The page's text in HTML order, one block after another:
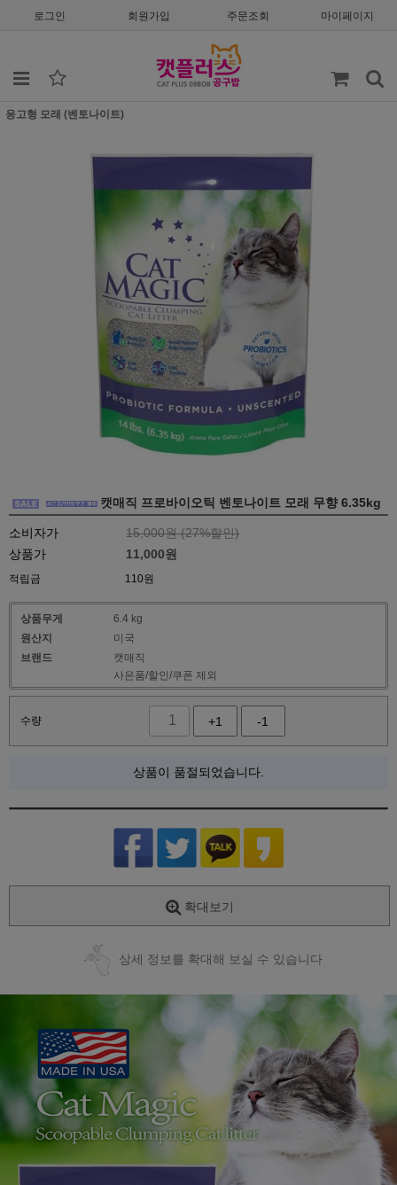
로그인 회원가입 주문조회 마이페이지
응고형 모래 (벤토나이트)
캣매직 프로바이오틱 벤토나이트 모래 무향 6.35kg
소비자가 15,000원 (27%할인)
상품가
11,000원
적립금 110원
상품무게
6.4 kg
원산지
미국
브랜드
캣매직
사은품/할인/쿠폰 제외
수량 +1 -1
상품이 품절되었습니다.
확대보기
상세 정보를 확대해 보실 수 있습니다